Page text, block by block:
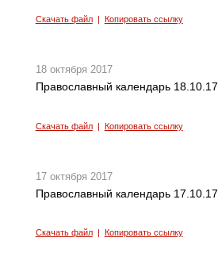
Скачать файл| Копировать ссылку
18 октября 2017
Православный календарь 18.10.17
Скачать файл| Копировать ссылку
17 октября 2017
Православный календарь 17.10.17
Скачать файл| Копировать ссылку